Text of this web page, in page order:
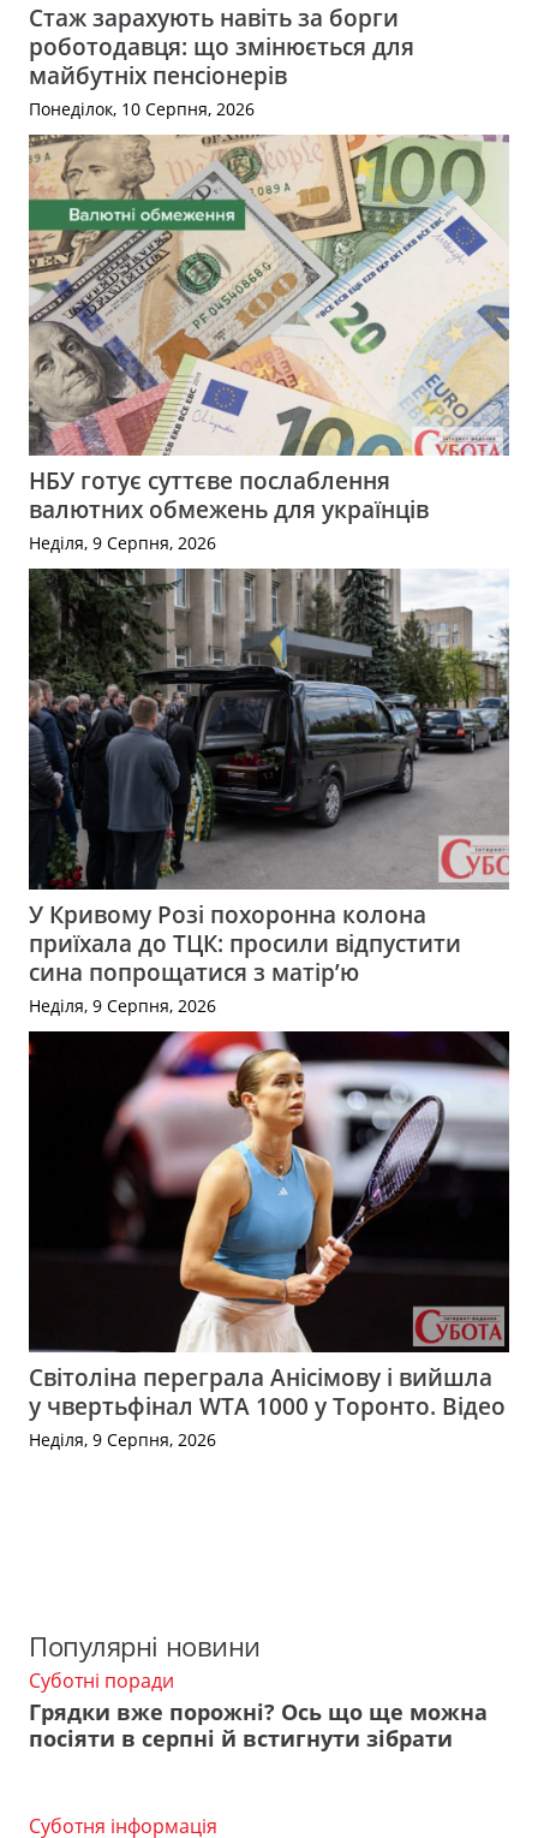
Стаж зарахують навіть за борги
роботодавця: що змінюється для
майбутніх пенсіонерів
Понеділок, 10 Серпня, 2026
НБУ готує суттєве послаблення
валютних обмежень для українців
Неділя, 9 Серпня, 2026
У Кривому Розі похоронна колона
приїхала до ТЦК: просили відпустити
сина попрощатися з матір’ю
Неділя, 9 Серпня, 2026
Світоліна переграла Анісімову і вийшла
у чвертьфінал WTA 1000 у Торонто. Відео
Неділя, 9 Серпня, 2026
Популярні новини
Суботні поради
Грядки вже порожні? Ось що ще можна
посіяти в серпні й встигнути зібрати
Суботня інформація